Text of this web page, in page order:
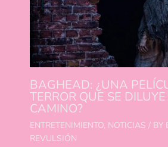
BAGHEAD: ¿UNA
TERROR QUE SE
CAMINO?
ENTRETENIMIENTO, NOTICIAS / BY
REVULSIÓN